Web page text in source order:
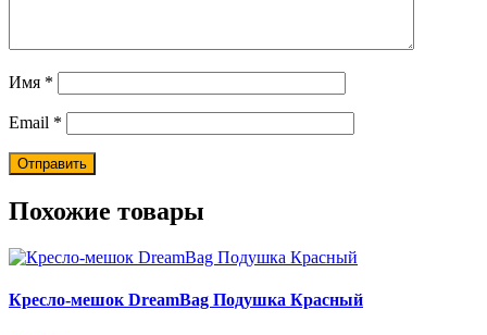
Имя *
Email *
Похожие товары
Кресло-мешок DreamBag Подушка Красный